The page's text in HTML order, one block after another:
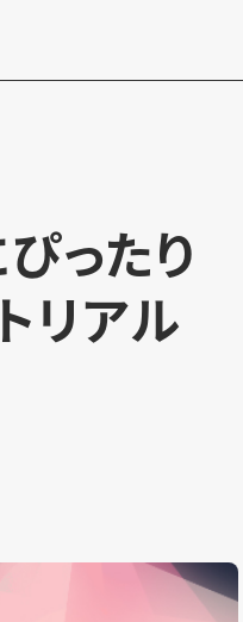
ったり
リアル